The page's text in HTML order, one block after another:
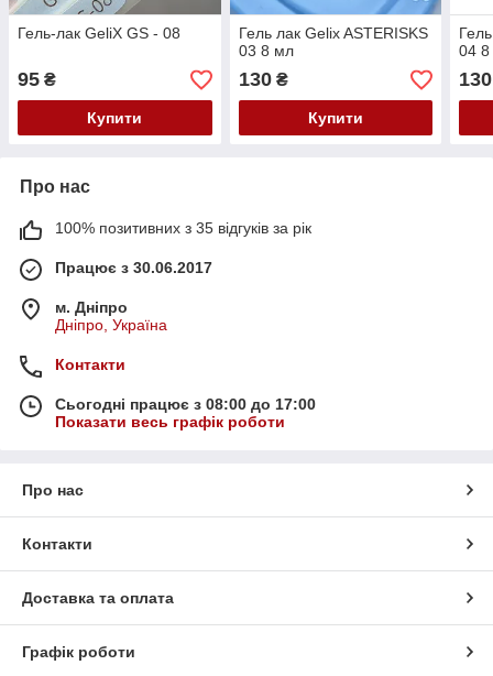
Гель-лак GeliX GS - 08
95 ₴
Купити
Гель лак Gelix ASTERISKS
03 8 мл
130₴
Купити
04
130
Про нас
100% позитивних з 35 відгуків за рік
Працює з 30.06.2017
м. Дніпро
Дніпро, Україна
Контакти
Сьогодні працює з 08:00 до 17:00
Показати весь графік роботи
Про нас
Контакти
Доставка та оплата
Графік роботи